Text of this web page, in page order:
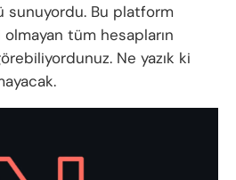
sunuyordu. Bu platform
tüm hesapların
Ne yazık ki